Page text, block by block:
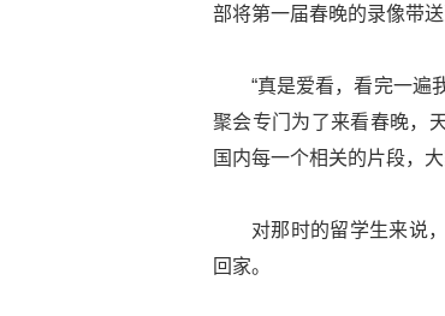
部将第一届春晚的录像带
“真是爱看，看完一遍
聚会专门为了来看春晚，
国内每一个相关的片段，大
对那时的留学生来说
回家。